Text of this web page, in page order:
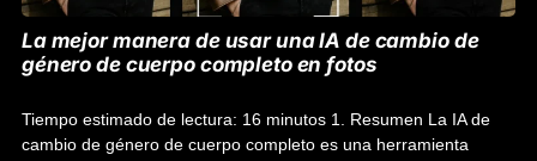
La mejor manera de usar una IA de cambio de
género de cuerpo completo en fotos
Tiempo estimado de lectura: 16 minutos 1. Resumen La IA de
cambio de género de cuerpo completo es una herramienta